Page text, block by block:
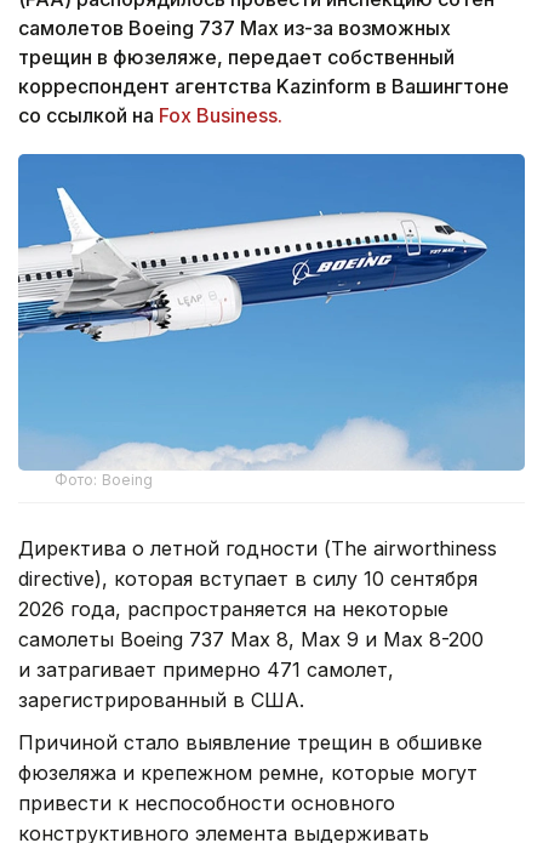
самолетов Boeing 737 Max из-за возможных
трещин в фюзеляже, передает собственный
корреспондент агентства Kazinform в Вашингтоне
со ссылкой на Fox Business.
Фото: Boeing
Директива о летной годности (The airworthiness
directive), которая вступает в силу 10 сентября
2026 года, распространяется на некоторые
самолеты Boeing 737 Max 8, Max 9 и Max 8-200
и затрагивает примерно 471 самолет,
зарегистрированный в США.
Причиной стало выявление трещин в обшивке
фюзеляжа и крепежном ремне, которые могут
привести к неспособности основного
конструктивного элемента выдерживать